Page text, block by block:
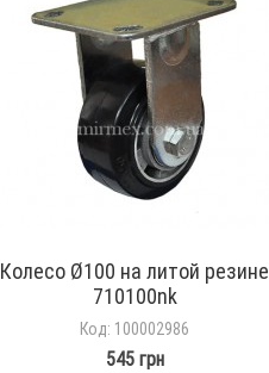
Колесо Ø100 на литой резине
710100nk
Код: 100002986
545 грн